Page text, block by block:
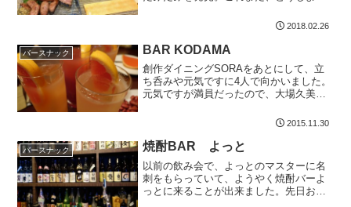
えず入っておこうと入ってしまいました
スたみたみを見てみる店内...
2018.02.26
バースナック BAR KODAMA
創作ダイニングSORAをあとにして、立
ち呑みや元気ですに4人で向かいました。
元気ですが満員だったので、大場久美子
飲み屋さんに入りました。バーです。お
時にデートで行きたい...
2015.11.30
バースナック 焼酎BAR よっと
以前の飲み会で、よっとのマスターに名
刺をもらっていて、ようやく焼酎バーよ
っとに来ることが出来ました。先日お店